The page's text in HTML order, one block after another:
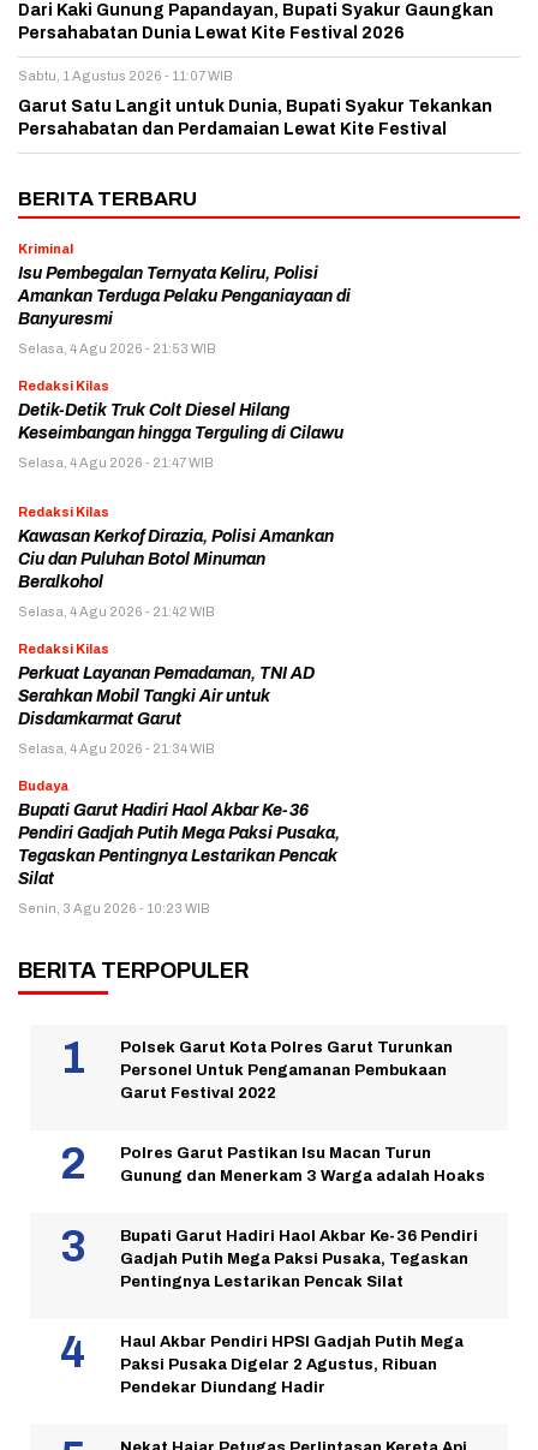
Dari Kaki Gunung Papandayan, Bupati Syakur Gaungkan
Persahabatan Dunia Lewat Kite Festival 2026
Sabtu, 1 Agustus 2026 - 11:07 WIB
Garut Satu Langit untuk Dunia, Bupati Syakur Tekankan
Persahabatan dan Perdamaian Lewat Kite Festival
BERITA TERBARU
Kriminal
Isu Pembegalan Ternyata Keliru, Polisi
Amankan Terduga Pelaku Penganiayaan di
Banyuresmi
Selasa, 4 Agu 2026 - 21:53 WIB
Redaksi Kilas
Detik-Detik Truk Colt Diesel Hilang
Keseimbangan hingga Terguling di Cilawu
Selasa, 4 Agu 2026 - 21:47 WIB
Redaksi Kilas
Kawasan Kerkof Dirazia, Polisi Amankan
Ciu dan Puluhan Botol Minuman
Beralkohol
Selasa, 4 Agu 2026 - 21:42 WIB
Redaksi Kilas
Perkuat Layanan Pemadaman, TNI AD
Serahkan Mobil Tangki Air untuk
Disdamkarmat Garut
Selasa, 4 Agu 2026 - 21:34 WIB
Budaya
Bupati Garut Hadiri Haol Akbar Ke-36
Pendiri Gadjah Putih Mega Paksi Pusaka,
Tegaskan Pentingnya Lestarikan Pencak
Silat
Senin, 3 Agu 2026 - 10:23 WIB
BERITA TERPOPULER
Polsek Garut Kota Polres Garut Turunkan
Personel Untuk Pengamanan Pembukaan
Garut Festival 2022
Polres Garut Pastikan Isu Macan Turun
Gunung dan Menerkam 3 Warga adalah Hoaks
Bupati Garut Hadiri Haol Akbar Ke-36 Pendiri
Gadjah Putih Mega Paksi Pusaka, Tegaskan
Pentingnya Lestarikan Pencak Silat
Haul Akbar Pendiri HPSI Gadjah Putih Mega
Paksi Pusaka Digelar 2 Agustus, Ribuan
Pendekar Diundang Hadir